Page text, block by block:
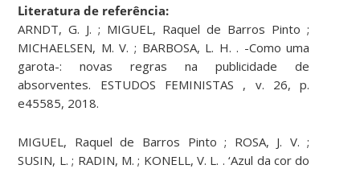
Literatura de referência:
ARNDT, G. J. ; MIGUEL, Raquel de Barros Pinto ;
MICHAELSEN, M. V. ; BARBOSA, L. H. . -Como uma
garota-: novas regras na publicidade de
absorventes. ESTUDOS FEMINISTAS , v. 26, p.
e45585, 2018.
MIGUEL, Raquel de Barros Pinto ; ROSA, J. V. ;
SUSIN, L. ; RADIN, M. ; KONELL, V. L. . ‘Azul da cor do